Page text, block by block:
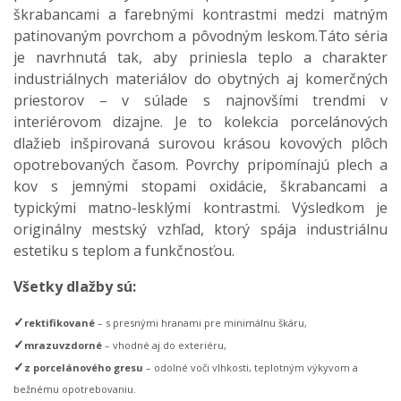
škrabancami a farebnými kontrastmi medzi matným
patinovaným povrchom a pôvodným leskom.Táto séria
je navrhnutá tak, aby priniesla teplo a charakter
industriálnych materiálov do obytných aj komerčných
priestorov – v súlade s najnovšími trendmi v
interiérovom dizajne. Je to kolekcia porcelánových
dlažieb inšpirovaná surovou krásou kovových plôch
opotrebovaných časom. Povrchy pripomínajú plech a
kov s jemnými stopami oxidácie, škrabancami a
typickými matno-lesklými kontrastmi. Výsledkom je
originálny mestský vzhľad, ktorý spája industriálnu
estetiku s teplom a funkčnosťou.
Všetky dlažby sú:
✓ rektifikované – s presnými hranami pre minimálnu škáru,
✓ mrazuvzdorné – vhodné aj do exteriéru,
✓ z porcelánového gresu – odolné voči vlhkosti, teplotným výkyvom a
bežnému opotrebovaniu.